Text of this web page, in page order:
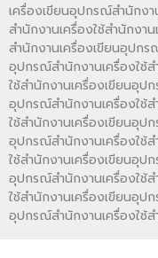
เครื่องเขียนอุปกรณ์สำนักง
สำนักงานเครื่องใช้สำนักงา
สำนักงานเครื่องเขียนอุปกร
อุปกรณ์สำนักงานเครื่องใช้
ใช้สำนักงานเครื่องเขียนอุป
อุปกรณ์สำนักงานเครื่องใช้
ใช้สำนักงานเครื่องเขียนอุป
อุปกรณ์สำนักงานเครื่องใช้
ใช้สำนักงานเครื่องเขียนอุป
อุปกรณ์สำนักงานเครื่องใช้
ใช้สำนักงานเครื่องเขียนอุป
อุปกรณ์สำนักงานเครื่องใช้